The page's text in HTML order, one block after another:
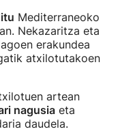
Mediterraneoko
Nekazaritza eta
erakundea
atxilotutakoen
artean
nagusia eta
daudela.